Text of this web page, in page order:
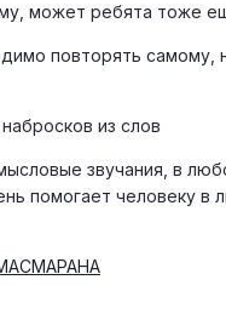
может ребята тоже
повторять самому,
из слов
звучания, в
помогает человеку в